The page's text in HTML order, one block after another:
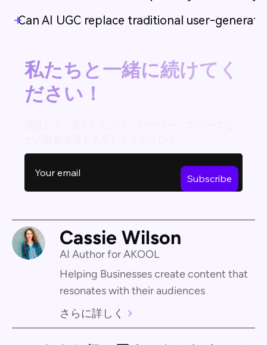
Can AI UGC replace traditional user-
私たちと一緒に続けてく
ださい！
Cassie Wilson
AI Author for AKOOL
Helping Businesses create content that
resonates with their audiences
さらに詳しく